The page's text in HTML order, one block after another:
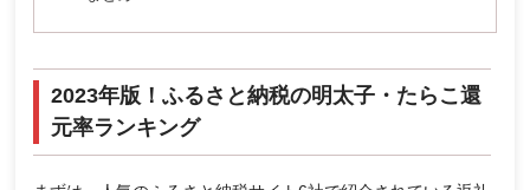
2023年版！ふるさと納税の明太子・たらこ還
元率ランキング